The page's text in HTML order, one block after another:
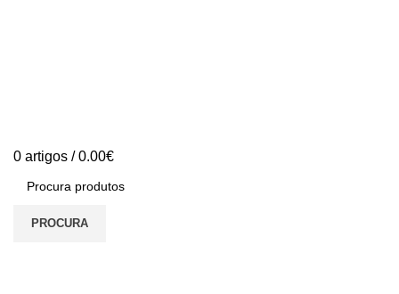
0 artigos / 0.00€
PROCURA